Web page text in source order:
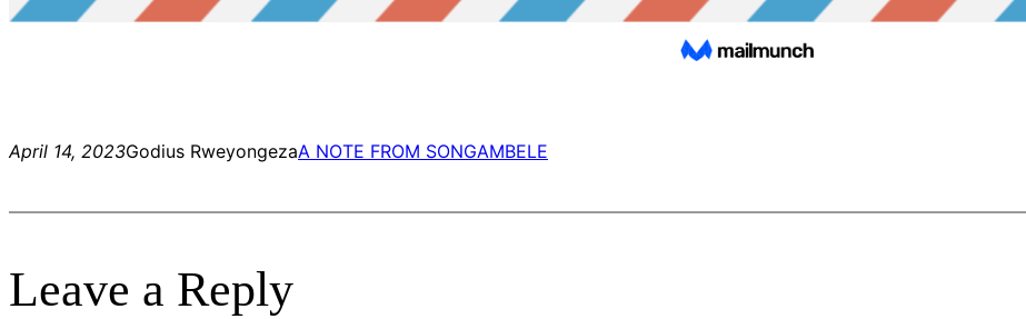
April 14, 2023Godius RweyongezaA NOTE FROM SONGAMBELE
Leave a Reply